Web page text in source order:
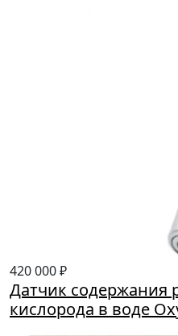
420 000 ₽
Датчик содержания
кислорода в воде